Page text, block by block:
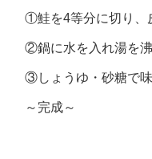
①鮭を4等分に切り、
②鍋に水を入れ湯を沸
③しょうゆ・砂糖で味
～完成～